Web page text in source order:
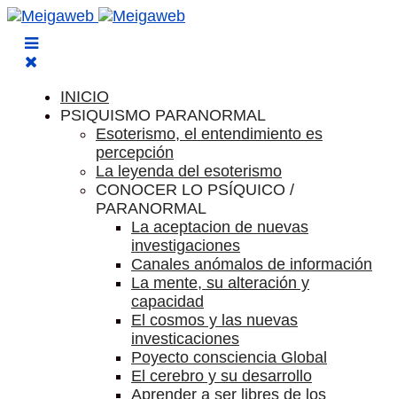
INICIO
PSIQUISMO PARANORMAL
Esoterismo, el entendimiento es
percepción
La leyenda del esoterismo
CONOCER LO PSÍQUICO /
PARANORMAL
La aceptacion de nuevas
investigaciones
Canales anómalos de información
La mente, su alteración y
capacidad
El cosmos y las nuevas
investicaciones
Poyecto consciencia Global
El cerebro y su desarrollo
Aprender a ser libres de los